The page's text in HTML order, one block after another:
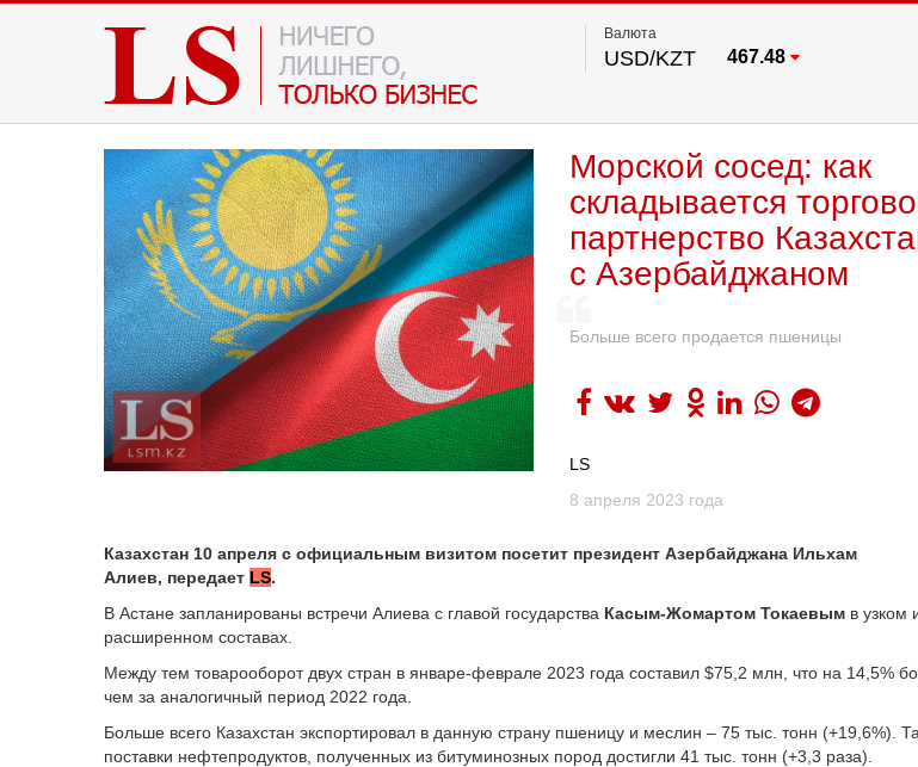
Валюта
USD/KZT 467.48
Морской сосед: как
складывается
партнерство
с Азербайджаном
Больше всего продается пшеницы
LS
8 апреля 2023 года
Казахстан 10 апреля с официальным визитом посетит президент Азербайджана Ильхам
Алиев, передает LS.
В Астане запланированы встречи Алиева с главой государства Касым-Жомартом Токаевым в узком
расширенном составах.
Между тем товарооборот двух стран в январе-феврале 2023 года составил $75,2 млн, что на 14,5%
чем за аналогичный период 2022 года.
Больше всего Казахстан экспортировал в данную страну пшеницу и меслин – 75 тыс. тонн (+19,6%).
поставки нефтепродуктов, полученных из битуминозных пород достигли 41 тыс. тонн (+3,3 раза).